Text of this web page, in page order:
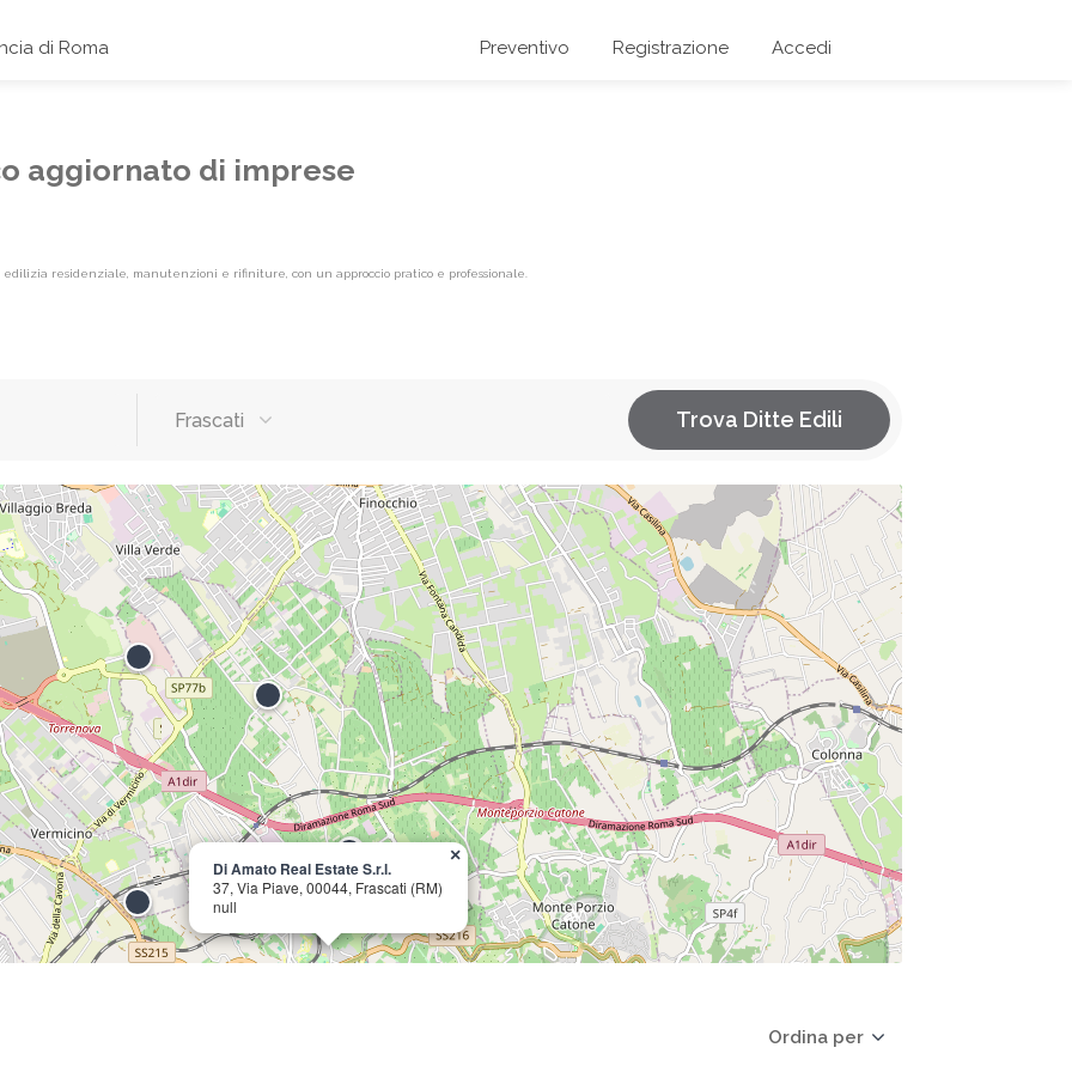
di Roma Preventivo Registrazione Accedi
aggiornato di imprese
residenziale, manutenzioni e rifiniture, con un approccio pratico e professionale.
Frascati Trova Ditte Edili
Di Amato Real Estate S.r.l.
37, Via Piave, 00044, Frascati (RM)
null
×
Ordina per